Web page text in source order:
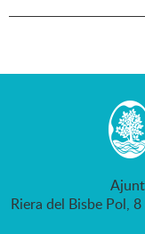
Riera del Bisbe Pol,